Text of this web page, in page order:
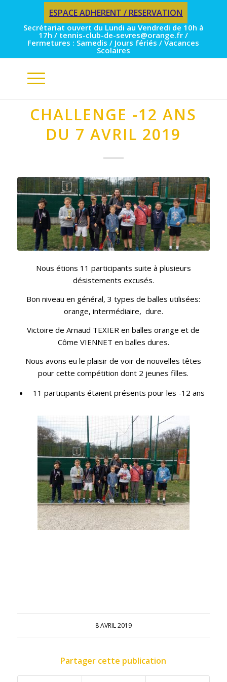
ESPACE ADHERENT / RESERVATION
Secrétariat ouvert du Lundi au Vendredi de 10h à
17h / tennis-club-de-sevres@orange.fr /
Fermetures : Samedis / Jours fériés / Vacances
Scolaires
CHALLENGE -12 ANS
DU 7 AVRIL 2019
Nous étions 11 participants suite à plusieurs
désistements excusés.
Bon niveau en général, 3 types de balles utilisées:
orange, intermédiaire, dure.
Victoire de Arnaud TEXIER en balles orange et de
Côme VIENNET en balles dures.
Nous avons eu le plaisir de voir de nouvelles têtes
pour cette compétition dont 2 jeunes filles.
11 participants étaient présents pour les -12 ans
8 AVRIL 2019
Partager cette publication